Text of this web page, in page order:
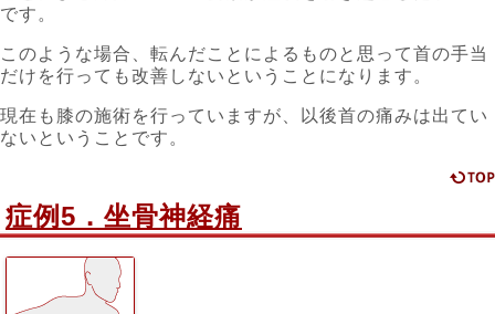
です。
このような場合、転んだことによるものと思って首の手当
だけを行っても改善しないということになります。
現在も膝の施術を行っていますが、以後首の痛みは出てい
ないということです。
症例5．坐骨神経痛